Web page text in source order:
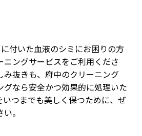
付いた血液のシミにお困りの方
ニングサービスをご利用くださ
み抜きも、府中のクリーニング
グなら安全かつ効果的に処理いた
いつまでも美しく保つために、ぜ
。